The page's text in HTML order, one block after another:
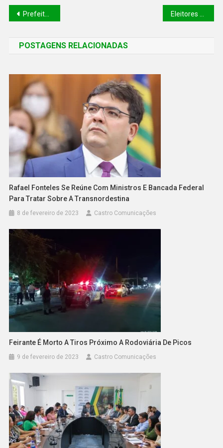
Prefeito Joaquim Neto confirma a banda Limão com Mel como primeira atração do aniversário de Patos do Piauí
POSTAGENS RELACIONADAS
Rafael Fonteles Se Reúne Com Ministros E Bancada Federal
Para Tratar Sobre A Transnordestina
8 de fevereiro de 2023 Castro Comunicações
Feirante É Morto A Tiros Próximo A Rodoviária De Picos
9 de fevereiro de 2023 Castro Comunicações